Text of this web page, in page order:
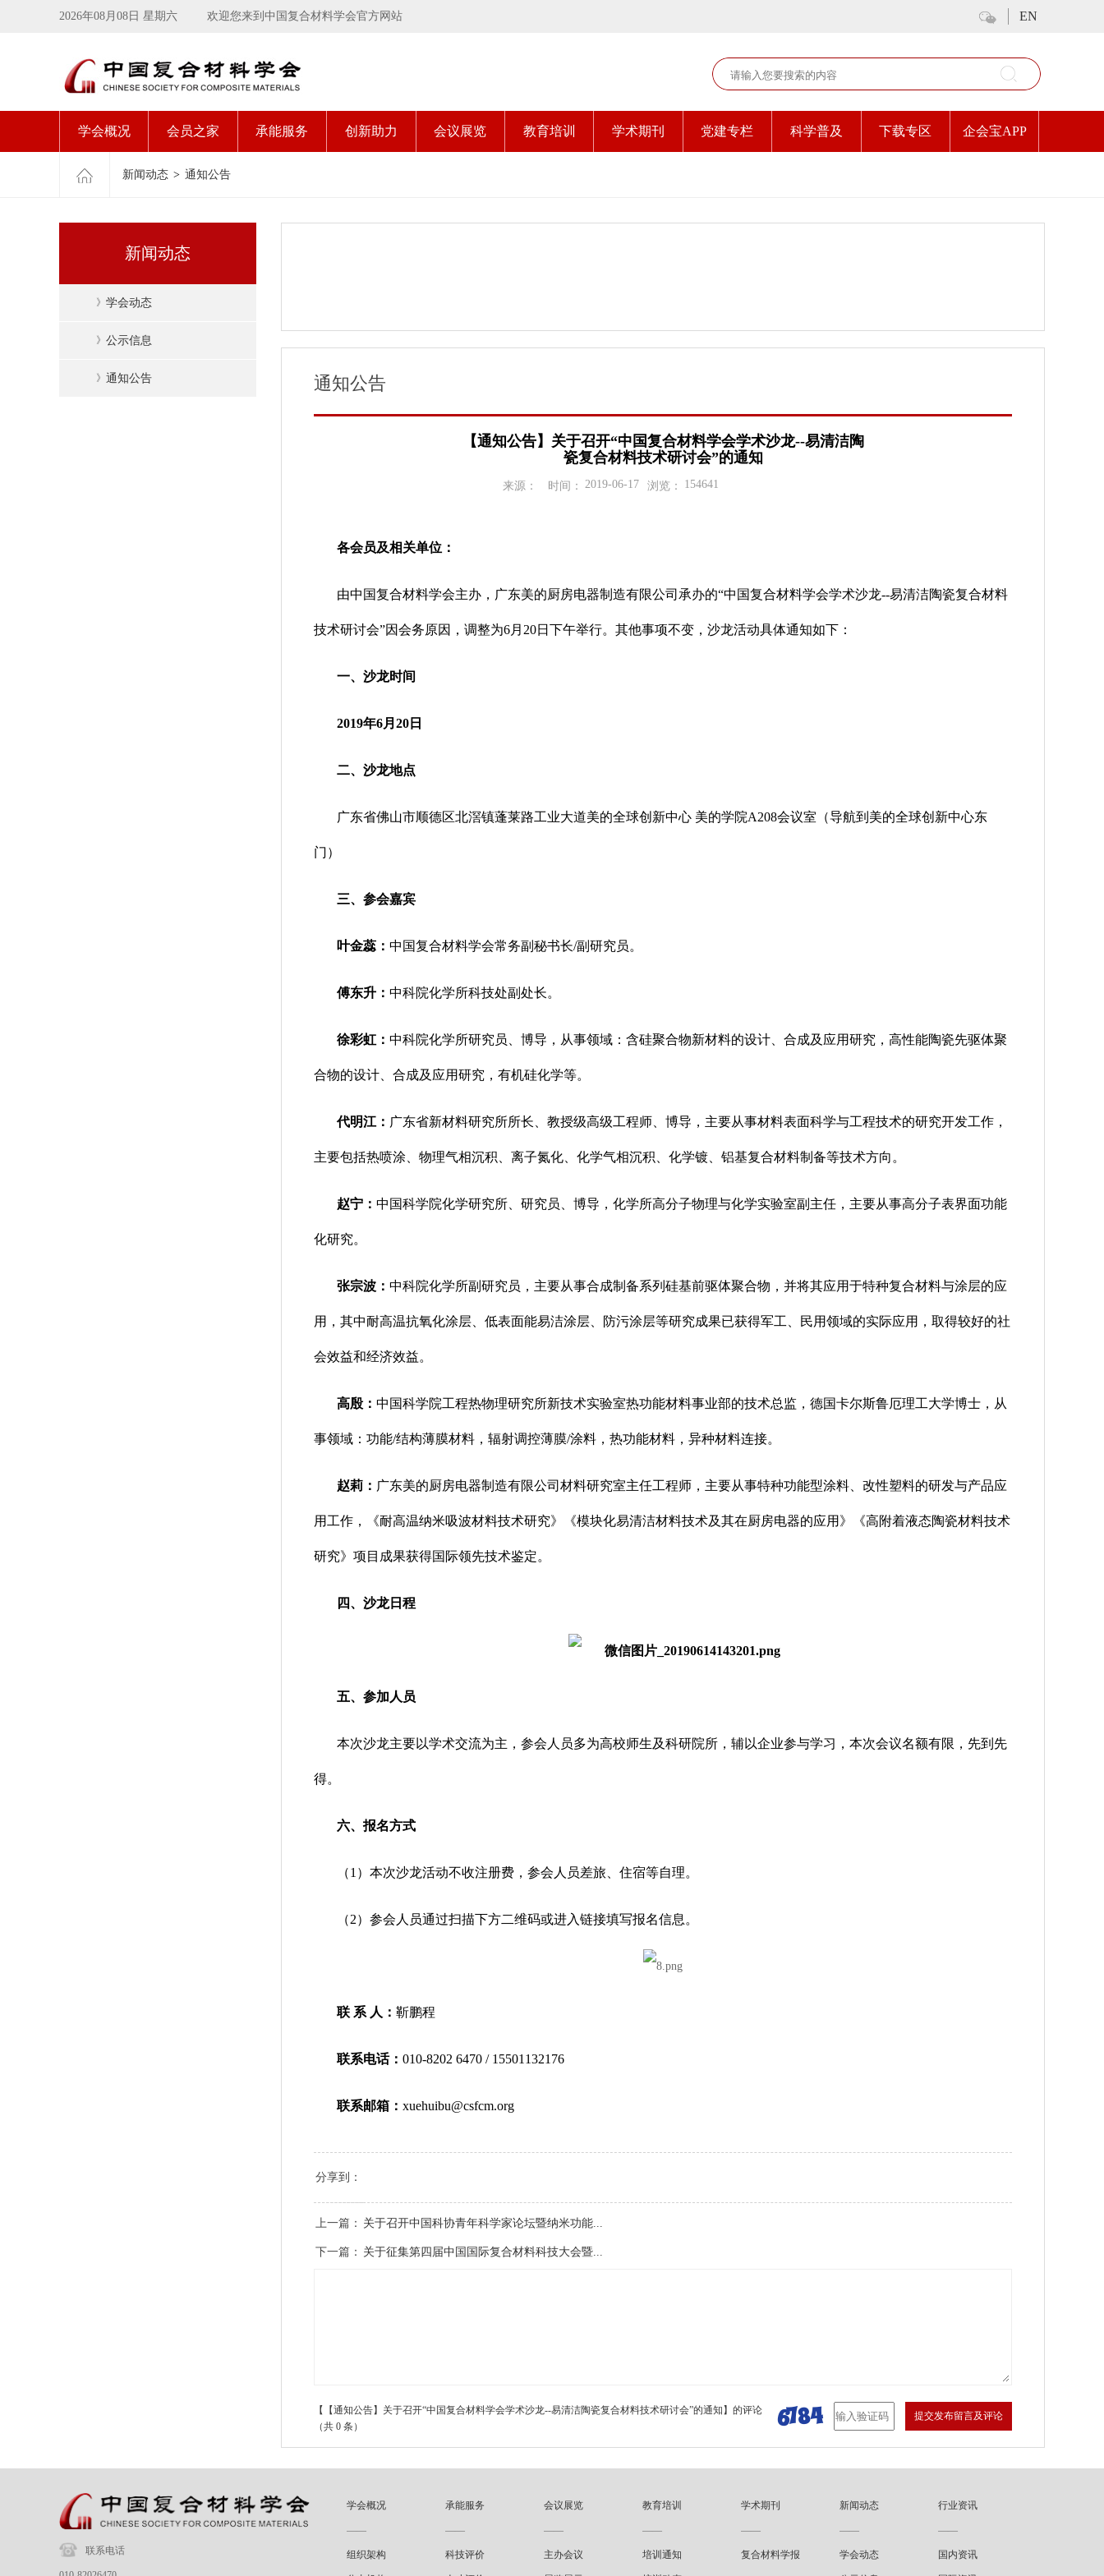
2026年08月08日 星期六 欢迎您来到中国复合材料学会官方网站 EN
学会概况 会员之家 承能服务 创新助力 会议展览 教育培训 学术期刊 党建专栏 科学普及 下载专区 企会宝APP
新闻动态 > 通知公告
新闻动态
》 学会动态
》 公示信息
》 通知公告 通知公告
【通知公告】关于召开“中国复合材料学会学术沙龙--易清洁陶
瓷复合材料技术研讨会”的通知
来源： 时间： 2019-06-17 浏览： 154641
各会员及相关单位：
由中国复合材料学会主办，广东美的厨房电器制造有限公司承办的“中国复合材料学会学术沙龙--易清洁陶瓷复合材料
技术研讨会”因会务原因，调整为6月20日下午举行。其他事项不变，沙龙活动具体通知如下：
一、沙龙时间
2019年6月20日
二、沙龙地点
广东省佛山市顺德区北滘镇蓬莱路工业大道美的全球创新中心 美的学院A208会议室（导航到美的全球创新中心东
门）
三、参会嘉宾
叶金蕊： 中国复合材料学会常务副秘书长/副研究员。
傅东升： 中科院化学所科技处副处长。
徐彩虹： 中科院化学所研究员、博导，从事领域：含硅聚合物新材料的设计、合成及应用研究，高性能陶瓷先驱体聚
合物的设计、合成及应用研究，有机硅化学等。
代明江： 广东省新材料研究所所长、教授级高级工程师、博导，主要从事材料表面科学与工程技术的研究开发工作，
主要包括热喷涂、物理气相沉积、离子氮化、化学气相沉积、化学镀、铝基复合材料制备等技术方向。
赵宁： 中国科学院化学研究所、研究员、博导，化学所高分子物理与化学实验室副主任，主要从事高分子表界面功能
化研究。
张宗波： 中科院化学所副研究员，主要从事合成制备系列硅基前驱体聚合物，并将其应用于特种复合材料与涂层的应
用，其中耐高温抗氧化涂层、低表面能易洁涂层、防污涂层等研究成果已获得军工、民用领域的实际应用，取得较好的社
会效益和经济效益。
高殷： 中国科学院工程热物理研究所新技术实验室热功能材料事业部的技术总监，德国卡尔斯鲁厄理工大学博士，从
事领域：功能/结构薄膜材料，辐射调控薄膜/涂料，热功能材料，异种材料连接。
赵莉： 广东美的厨房电器制造有限公司材料研究室主任工程师，主要从事特种功能型涂料、改性塑料的研发与产品应
用工作，《耐高温纳米吸波材料技术研究》《模块化易清洁材料技术及其在厨房电器的应用》《高附着液态陶瓷材料技术
研究》项目成果获得国际领先技术鉴定。
四、沙龙日程
五、参加人员
本次沙龙主要以学术交流为主，参会人员多为高校师生及科研院所，辅以企业参与学习，本次会议名额有限，先到先
得。
六、报名方式
（1）本次沙龙活动不收注册费，参会人员差旅、住宿等自理。
（2）参会人员通过扫描下方二维码或进入链接填写报名信息。
联 系 人： 靳鹏程
联系电话： 010-8202 6470 / 15501132176
联系邮箱： xuehuibu@csfcm.org
分享到：
上一篇： 关于召开中国科协青年科学家论坛暨纳米功能...
下一篇： 关于征集第四届中国国际复合材料科技大会暨...
【【通知公告】关于召开“中国复合材料学会学术沙龙--易清洁陶瓷复合材料技术研讨会”的通知】的评论
（共 0 条）
提交发布留言及评论
联系电话
学会概况
——
组织架构
承能服务
——
科技评价
会议展览
——
主办会议
教育培训
——
培训通知
学术期刊
——
复合材料学报
新闻动态
——
学会动态
行业资讯
——
国内资讯